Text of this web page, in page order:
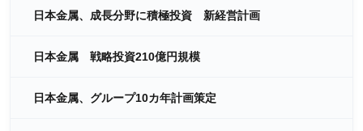
日本金属、成長分野に積極投資 新経営計画
日本金属 戦略投資210億円規模
日本金属、グループ10カ年計画策定